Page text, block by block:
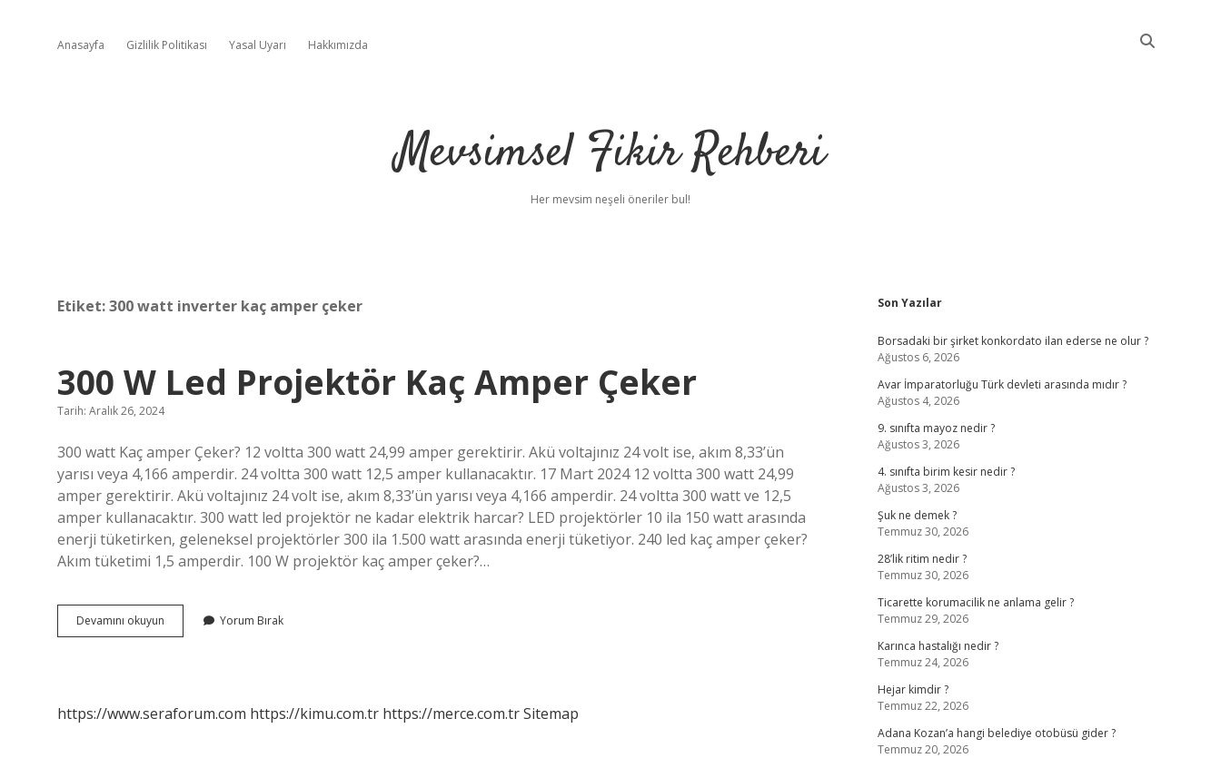
Anasayfa Gizlilik Politikası Yasal Uyarı Hakkımızda
Mevsimsel Fikir Rehberi
Her mevsim neşeli öneriler bul!
Etiket:300 watt inverter kaç amper çeker
300 W Led Projektör Kaç Amper Çeker
Tarih: Aralık 26, 2024
300 watt Kaç amper Çeker? 12 voltta 300 watt 24,99 amper gerektirir. Akü voltajınız 24 volt ise, akım 8,33’ün
yarısı veya 4,166 amperdir. 24 voltta 300 watt 12,5 amper kullanacaktır. 17 Mart 2024 12 voltta 300 watt 24,99
amper gerektirir. Akü voltajınız 24 volt ise, akım 8,33’ün yarısı veya 4,166 amperdir. 24 voltta 300 watt ve 12,5
amper kullanacaktır. 300 watt led projektör ne kadar elektrik harcar? LED projektörler 10 ila 150 watt arasında
enerji tüketirken, geleneksel projektörler 300 ila 1.500 watt arasında enerji tüketiyor. 240 led kaç amper çeker?
Akım tüketimi 1,5 amperdir. 100 W projektör kaç amper çeker?…
Devamını okuyun
W
Çeker
Yorum Bırak
https://www.seraforum.com https://kimu.com.tr https://merce.com.trSitemap
Sidebar
Son Yazılar
Borsadaki bir şirket konkordato ilan ederse ne olur ?
Ağustos 6, 2026
Avar İmparatorluğu Türk devleti arasında mıdır ?
Ağustos 4, 2026
9. sınıfta mayoz nedir ?
Ağustos 3, 2026
4. sınıfta birim kesir nedir ?
Ağustos 3, 2026
Şuk ne demek ?
Temmuz 30, 2026
28’lik ritim nedir ?
Temmuz 30, 2026
Ticarette korumacilik ne anlama gelir ?
Temmuz 29, 2026
Karınca hastalığı nedir ?
Temmuz 24, 2026
Hejar kimdir ?
Temmuz 22, 2026
Adana Kozan’a hangi belediye otobüsü gider ?
Temmuz 20, 2026